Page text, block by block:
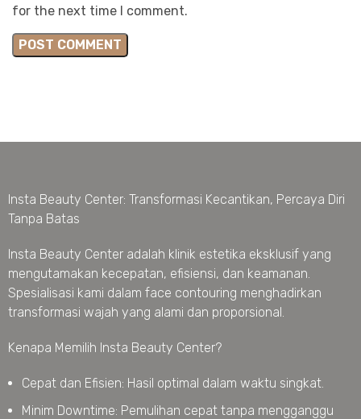
for the next time I comment.
Insta Beauty Center: Transformasi Kecantikan, Percaya Diri
Tanpa Batas
Insta Beauty Center adalah klinik estetika eksklusif yang
mengutamakan kecepatan, efisiensi, dan keamanan.
Spesialisasi kami dalam face contouring menghadirkan
transformasi wajah yang alami dan proporsional.
Kenapa Memilih Insta Beauty Center?
Cepat dan Efisien: Hasil optimal dalam waktu singkat.
Minim Downtime: Pemulihan cepat tanpa mengganggu